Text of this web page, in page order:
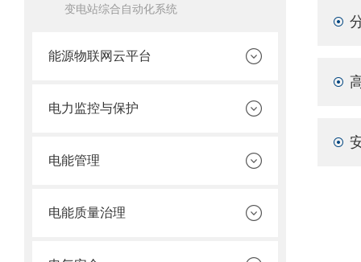
变电站综合自动化系统
能源物联网云平台
电力监控与保护
电能管理
电能质量治理